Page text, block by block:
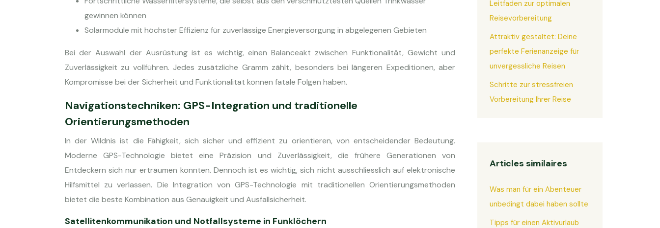
gewinnen können
Solarmodule mit höchster Effizienz für zuverlässige Energieversorgung in abgelegenen Gebieten
Bei der Auswahl der Ausrüstung ist es wichtig, einen Balanceakt zwischen Funktionalität, Gewicht und
Zuverlässigkeit zu vollführen. Jedes zusätzliche Gramm zählt, besonders bei längeren Expeditionen, aber
Kompromisse bei der Sicherheit und Funktionalität können fatale Folgen haben.
Navigationstechniken: GPS-Integration und traditionelle
Orientierungsmethoden
In der Wildnis ist die Fähigkeit, sich sicher und effizient zu orientieren, von entscheidender Bedeutung.
Moderne GPS-Technologie bietet eine Präzision und Zuverlässigkeit, die frühere Generationen von
Entdeckern sich nur erträumen konnten. Dennoch ist es wichtig, sich nicht ausschliesslich auf elektronische
Hilfsmittel zu verlassen. Die Integration von GPS-Technologie mit traditionellen Orientierungsmethoden
bietet die beste Kombination aus Genauigkeit und Ausfallsicherheit.
Satellitenkommunikation und Notfallsysteme in Funklöchern
Leitfaden zur optimalen
Reisevorbereitung
Attraktiv gestaltet: Deine
perfekte Ferienanzeige für
unvergessliche Reisen
Schritte zur stressfreien
Vorbereitung Ihrer Reise
Articles similaires
Was man für ein Abenteuer
unbedingt dabei haben sollte
Tipps für einen Aktivurlaub